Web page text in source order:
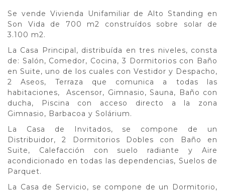
Se vende Vivienda Unifamiliar de Alto Standing en
Son Vida de 700 m2 construídos sobre solar de
3.100 m2.
La Casa Principal, distribuída en tres niveles, consta
de: Salón, Comedor, Cocina, 3 Dormitorios con Baño
en Suite, uno de los cuales con Vestidor y Despacho,
2 Aseos, Terraza que comunica a todas las
habitaciones, Ascensor, Gimnasio, Sauna, Baño con
ducha, Piscina con acceso directo a la zona
Gimnasio, Barbacoa y Solárium.
La Casa de Invitados, se compone de un
Distribuidor, 2 Dormitorios Dobles con Baño en
Suite, Calefacción con suelo radiante y Aire
acondicionado en todas las dependencias, Suelos de
Parquet.
La Casa de Servicio, se compone de un Dormitorio,